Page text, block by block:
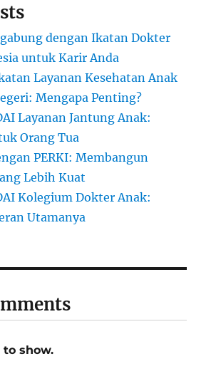
dengan Ikatan Dokter
untuk Karir Anda
Layanan Kesehatan Anak
Mengapa Penting?
Layanan Jantung Anak:
Orang Tua
PERKI: Membangun
Lebih Kuat
Kolegium Dokter Anak:
Utamanya
to show.